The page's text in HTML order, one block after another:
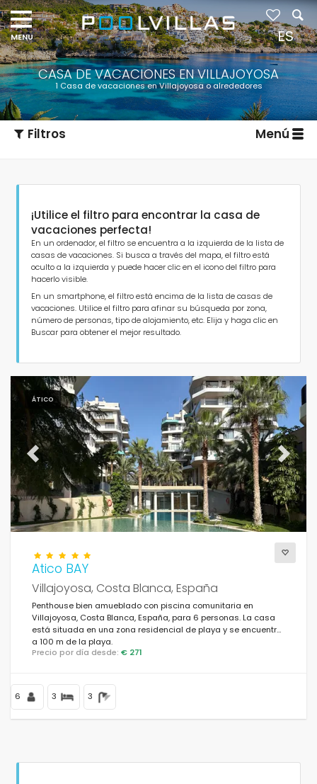
CASA DE VACACIONES EN VILLAJOYOSA
1 Casa de vacaciones en Villajoyosa o alrededores
Filtros Menú
Tipo de alojamiento
Personas
Dormitorios
Cuartos de baño
Servicios populares
Condiciones
Opciones
Distancias
¡Utilice el filtro para encontrar la casa de
vacaciones perfecta!
En un ordenador, el filtro se encuentra a la izquierda de la lista de
casas de vacaciones. Si busca a través del mapa, el filtro está
oculto a la izquierda y puede hacer clic en el icono del filtro para
hacerlo visible.
En un smartphone, el filtro está encima de la lista de casas de
vacaciones. Utilice el filtro para afinar su búsqueda por zona,
número de personas, tipo de alojamiento, etc. Elija y haga clic en
Buscar para obtener el mejor resultado.
ÁTICO
Previous Next
Atico BAY
Villajoyosa, Costa Blanca, España
Penthouse bien amueblado con piscina comunitaria en
Villajoyosa, Costa Blanca, España, para 6 personas. La casa
está situada en una zona residencial de playa y se encuentra
a 100 m de la playa.
Precio por día desde: € 271
6 3 3
ES